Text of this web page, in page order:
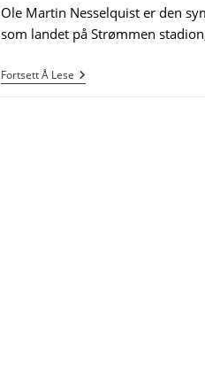
Ole Martin Nesselquist er den
som landet på Strømmen
Fortsett Å Lese –
Vi